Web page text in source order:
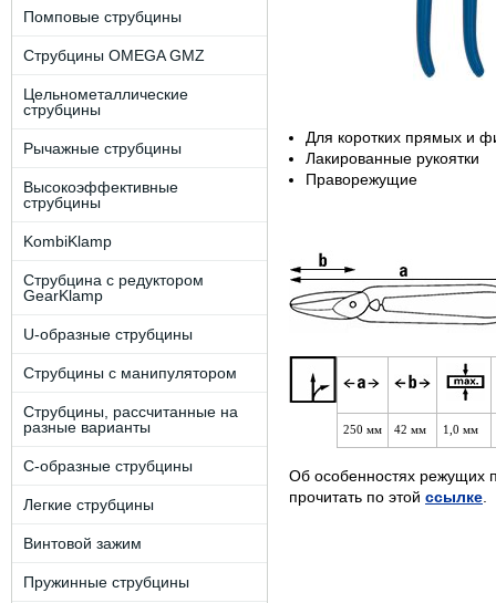
Помповые струбцины
Струбцины OMEGA GMZ
Цельнометаллические
струбцины
Рычажные струбцины
Высокоэффективные
струбцины
KombiKlamp
Струбцина с редуктором
GearKlamp
U-образные струбцины
Струбцины с манипулятором
Струбцины, рассчитанные на
разные варианты
C-образные струбцины
Легкие струбцины
Винтовой зажим
Пружинные струбцины
Для коротких прямых и
Лакированные рукоятки
Праворежущие
250 мм 42 мм 1,0 мм
Об особенностях режущих
прочитать по этой ссылке